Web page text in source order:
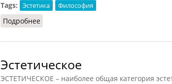
Tags:
Эстетика Философия
Подробнее
Эстетическое
ЭСТЕТИЧЕСКОЕ – наиболее общая категория